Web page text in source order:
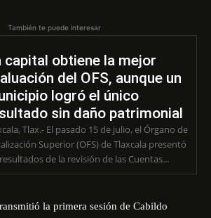
También te puede interesar
capital obtiene la mejor
del OFS, aunque un
logró el único
sin daño patrimonial
Tlax.- El pasado 15 de julio, el Órgano de
Superior (OFS) de Tlaxcala presentó
de la revisión de las Cuentas...
la primera sesión de Cabildo